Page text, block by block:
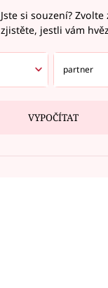
Jste si souzení?
zjistěte, jestli vám
VYPOČÍTAT